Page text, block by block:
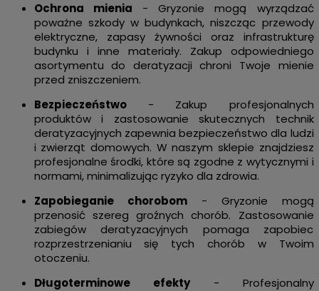
Ochrona mienia - Gryzonie mogą wyrządzać
poważne szkody w budynkach, niszcząc przewody
elektryczne, zapasy żywności oraz infrastrukturę
budynku i inne materiały. Zakup odpowiedniego
asortymentu do deratyzacji chroni Twoje mienie
przed zniszczeniem.
Bezpieczeństwo- Zakup profesjonalnych
produktów i zastosowanie skutecznych technik
deratyzacyjnych zapewnia bezpieczeństwo dla ludzi
i zwierząt domowych. W naszym sklepie znajdziesz
profesjonalne środki, które są zgodne z wytycznymi i
normami, minimalizując ryzyko dla zdrowia.
Zapobieganie chorobom- Gryzonie mogą
przenosić szereg groźnych chorób. Zastosowanie
zabiegów deratyzacyjnych pomaga zapobiec
rozprzestrzenianiu się tych chorób w Twoim
otoczeniu.
Długoterminowe efekty- Profesjonalny